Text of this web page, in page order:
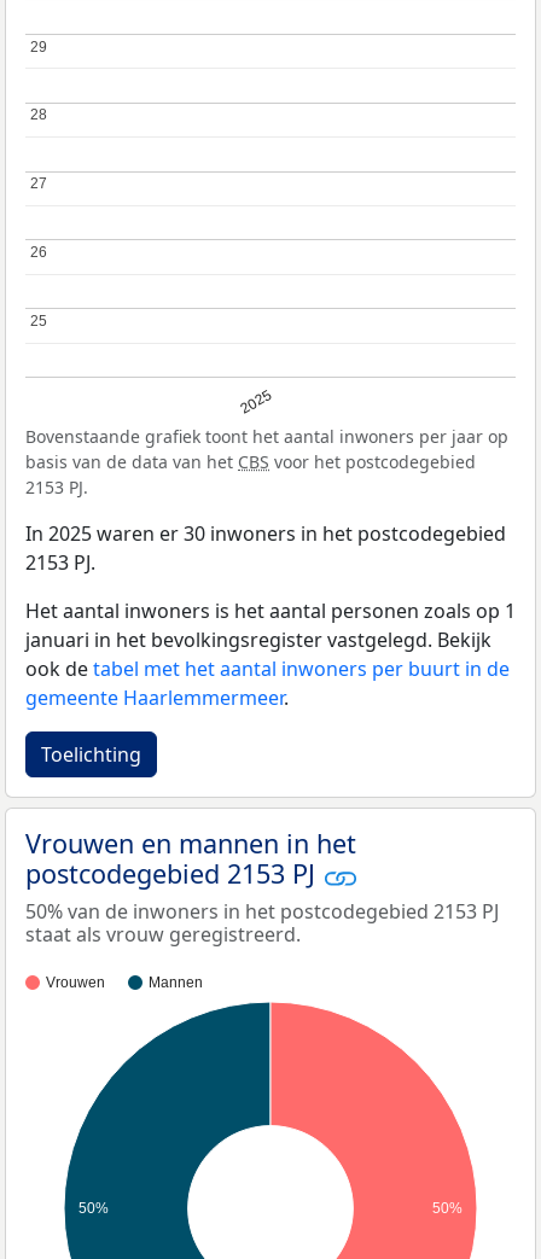
2025
25
25
26
26
27
27
28
28
29
29
Bovenstaande grafiek toont het aantal inwoners per jaar op
basis van de data van het CBS voor het postcodegebied
2153 PJ.
In 2025 waren er 30 inwoners in het postcodegebied
2153 PJ.
Het aantal inwoners is het aantal personen zoals op 1
januari in het bevolkingsregister vastgelegd. Bekijk
ook detabel met het aantal inwoners per buurt in de
gemeente Haarlemmermeer.
Toelichting
Vrouwen en mannen in het
postcodegebied 2153 PJ
50% van de inwoners in het postcodegebied 2153 PJ
staat als vrouw geregistreerd.
Vrouwen Mannen
50% 50%